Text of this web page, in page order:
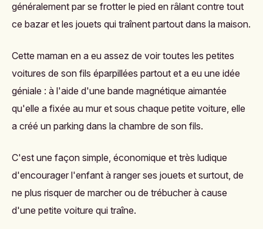
généralement par se frotter le pied en râlant contre tout
ce bazar et les jouets qui traînent partout dans la maison.
Cette maman en a eu assez de voir toutes les petites
voitures de son fils éparpillées partout et a eu une idée
géniale : à l'aide d'une bande magnétique aimantée
qu'elle a fixée au mur et sous chaque petite voiture, elle
a créé un parking dans la chambre de son fils.
C'est une façon simple, économique et très ludique
d'encourager l'enfant à ranger ses jouets et surtout, de
ne plus risquer de marcher ou de trébucher à cause
d'une petite voiture qui traîne.